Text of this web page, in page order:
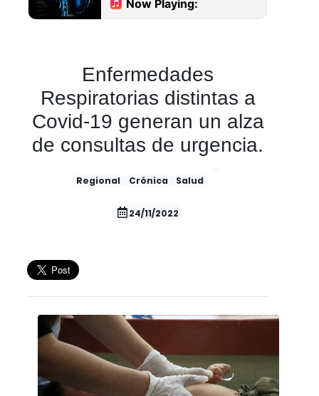
Enfermedades
Respiratorias distintas a
Covid-19 generan un alza
de consultas de urgencia.
Regional Crónica Salud
24/11/2022